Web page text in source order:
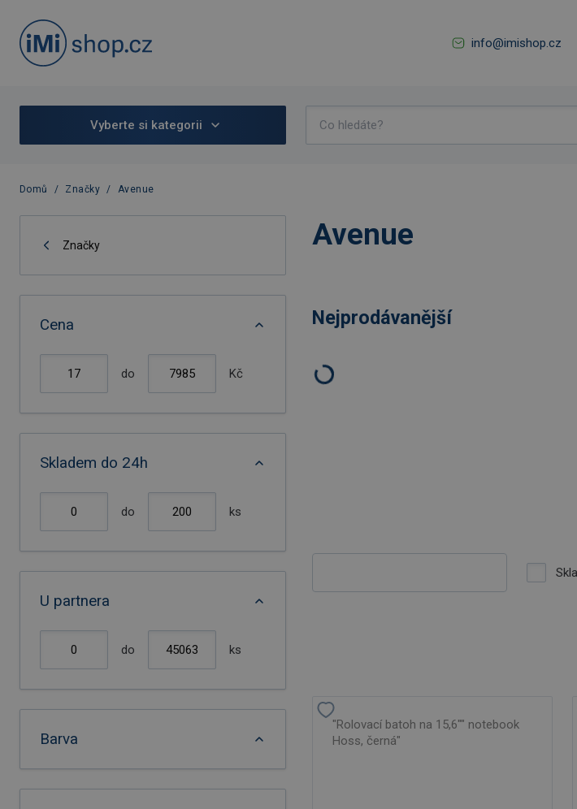
info@imishop.cz
Vyberte si kategorii
Domů / Značky / Avenue
Značky
Cena
do Kč
Skladem do 24h
do ks
U partnera
do ks
Barva
Avenue
Nejprodávanější
"Rolovací batoh na 15,6"" notebook
Hoss, černá"